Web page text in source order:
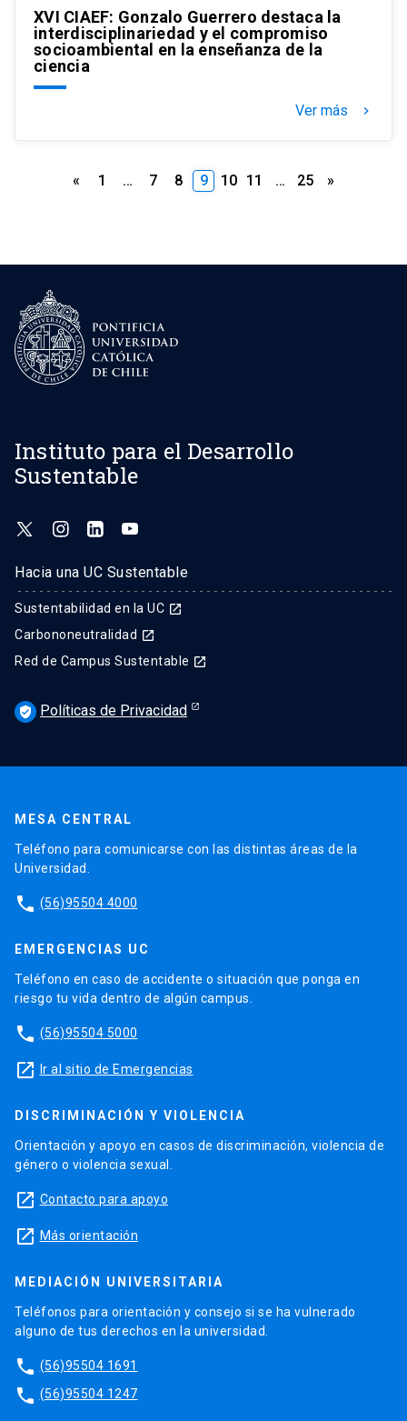
XVI CIAEF: Gonzalo Guerrero destaca la
interdisciplinariedad y el compromiso
socioambiental en la enseñanza de la
ciencia
Ver más keyboard_arrow_right
Posts
« 1 … 7 8 9 10 11 … 25 »
Instituto para el Desarrollo
Sustentable
Hacia una UC Sustentable
Sustentabilidad en la UC launch
Carbononeutralidad launch
Red de Campus Sustentable launch
verified_user Políticas de Privacidad
MESA CENTRAL
Teléfono para comunicarse con las distintas áreas de la
Universidad.
phone (56)95504 4000
EMERGENCIAS UC
Teléfono en caso de accidente o situación que ponga en
riesgo tu vida dentro de algún campus.
phone (56)95504 5000
launch Ir al sitio de Emergencias
DISCRIMINACIÓN Y VIOLENCIA
Orientación y apoyo en casos de discriminación, violencia de
género o violencia sexual.
launch Contacto para apoyo
launch Más orientación
MEDIACIÓN UNIVERSITARIA
Teléfonos para orientación y consejo si se ha vulnerado
alguno de tus derechos en la universidad.
phone (56)95504 1691
phone (56)95504 1247